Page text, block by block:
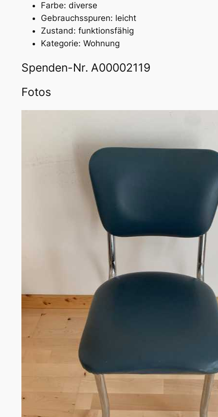
Farbe: diverse
Gebrauchsspuren: leicht
Zustand: funktionsfähig
Kategorie: Wohnung
Spenden-Nr. A00002119
Fotos